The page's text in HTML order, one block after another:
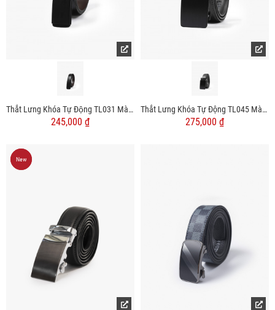
Thắt Lưng Khóa Tự Động TL031 Màu Đen
245,000 ₫
Thắt Lưng Khóa Tự Động TL045 Màu Đen
275,000 ₫
New
New